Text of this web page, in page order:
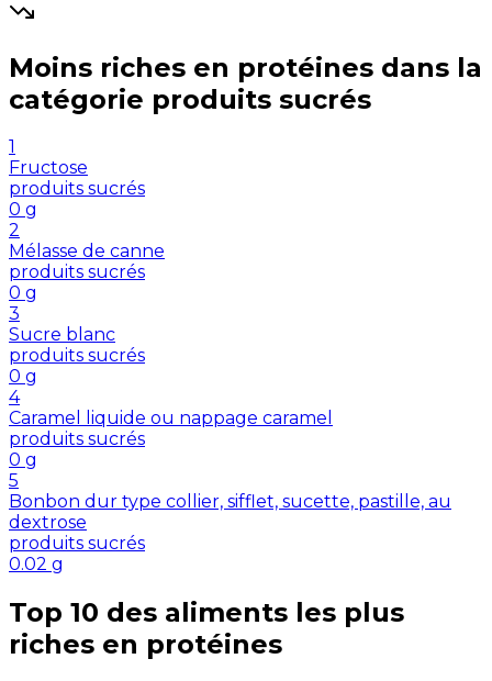
Moins riches en protéines dans la
catégorie produits sucrés
1
Fructose
produits sucrés
0 g
2
Mélasse de canne
produits sucrés
0 g
3
Sucre blanc
produits sucrés
0 g
4
Caramel liquide ou nappage caramel
produits sucrés
0 g
5
Bonbon dur type collier, sifflet, sucette, pastille, au
dextrose
produits sucrés
0.02 g
Top 10 des aliments les plus
riches en protéines